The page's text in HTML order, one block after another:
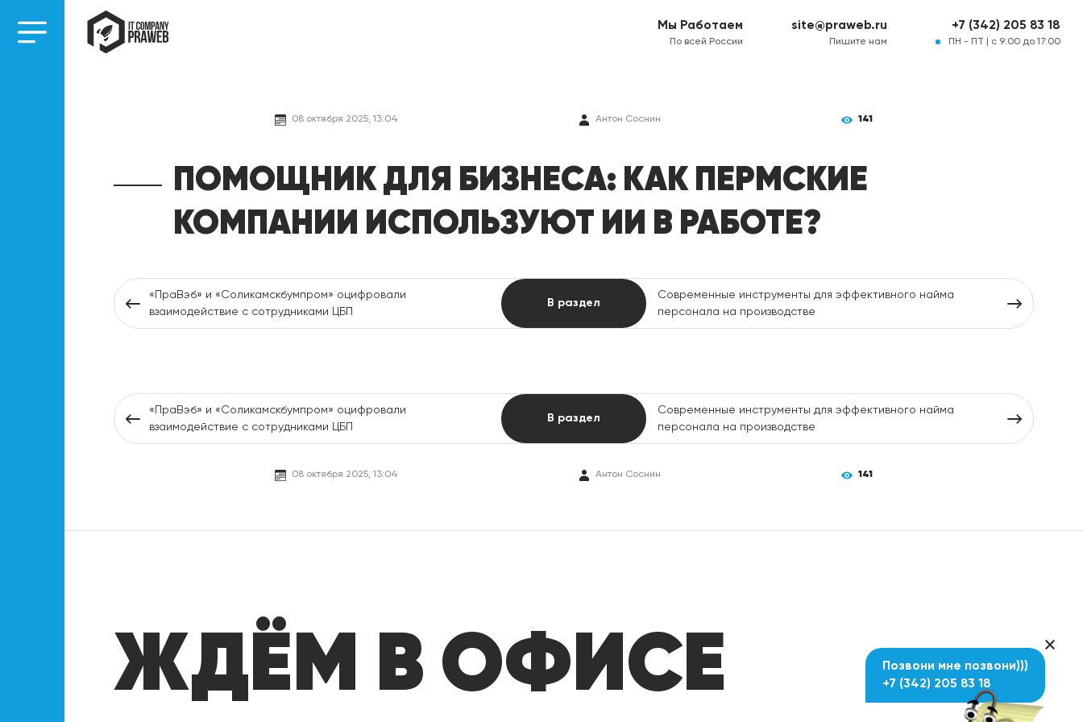
Мы Работаем
По всей России
site@praweb.ru
Пишите нам
+7 (342) 205 83 18
ПН - ПТ | с 9:00 до 17:00
08 октября 2025, 13:04 Антон Соснин 141
ПОМОЩНИК ДЛЯ БИЗНЕСА: КАК ПЕРМСКИЕ
КОМПАНИИ ИСПОЛЬЗУЮТ ИИ В РАБОТЕ?
«ПраВэб» и «Соликамскбумпром» оцифровали
взаимодействие с сотрудниками ЦБП
В раздел
Современные инструменты для эффективного найма
персонала на производстве
«ПраВэб» и «Соликамскбумпром» оцифровали
взаимодействие с сотрудниками ЦБП
В раздел
Современные инструменты для эффективного найма
персонала на производстве
08 октября 2025, 13:04 Антон Соснин 141
Позвони мне позвони)))
+7 (342) 205 83 18
ЖДЁМ В ОФИСЕ